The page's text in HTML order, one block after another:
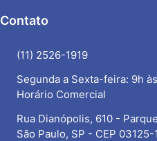
Contato
(11) 2526-1919
Segunda a Sexta-feira: 9h
Horário Comercial
Rua Dianópolis, 610 -
São Paulo, SP - CEP 03125-